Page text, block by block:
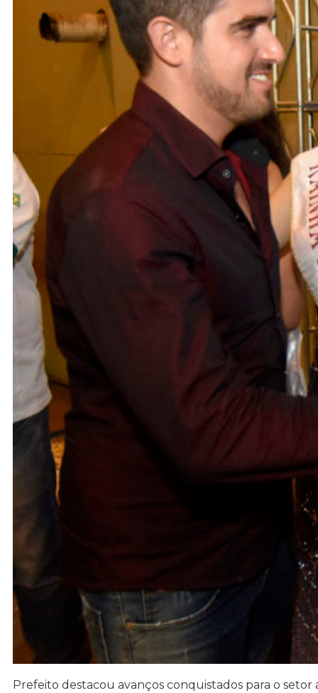
Prefeito destacou avanços conquistados para o